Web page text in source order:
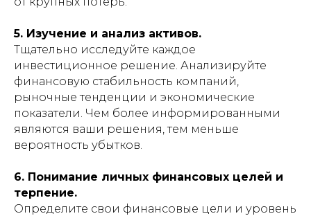
5. Изучение и анализ активов.
Тщательно исследуйте каждое
инвестиционное решение. Анализируйте
финансовую стабильность компаний,
рыночные тенденции и экономические
показатели. Чем более информированными
являются ваши решения, тем меньше
вероятность убытков.
6. Понимание личных финансовых целей и
терпение.
Определите свои финансовые цели и уровень